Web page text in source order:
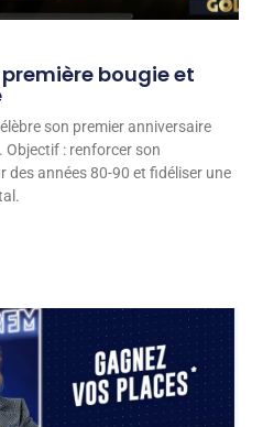
bougie et
son premier anniversaire
Objectif : renforcer son
années 80-90 et fidéliser une